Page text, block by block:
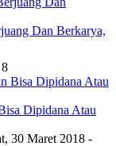
Dan Berkarya,
8
Dipidana Atau
30 Maret 2018 -